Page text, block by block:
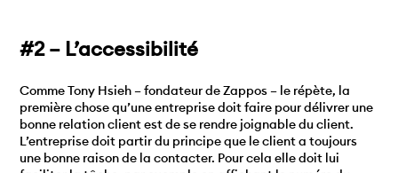
#2 – L’accessibilité
Comme Tony Hsieh – fondateur de Zappos – le répète, la
première chose qu’une entreprise doit faire pour délivrer une
bonne relation client est de se rendre joignable du client.
L’entreprise doit partir du principe que le client a toujours
une bonne raison de la contacter. Pour cela elle doit lui